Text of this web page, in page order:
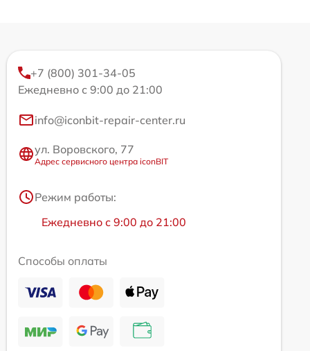
+7 (800) 301-34-05
Ежедневно с 9:00 до 21:00
info@iconbit-repair-center.ru
ул. Воровского, 77
Адрес сервисного центра iconBIT
Режим работы:
Ежедневно с 9:00 до 21:00
Способы оплаты